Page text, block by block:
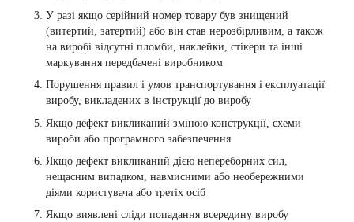
У разі якщо серійний номер товару був знищений
(витертий, затертий) або він став нерозбірливим, а також
на виробі відсутні пломби, наклейки, стікери та інші
маркування передбачені виробником
Порушення правил і умов транспортування і експлуатації
виробу, викладених в інструкції до виробу
Якщо дефект викликаний зміною конструкції, схеми
вироби або програмного забезпечення
Якщо дефект викликаний дією непереборних сил,
нещасним випадком, навмисними або необережними
діями користувача або третіх осіб
Якщо виявлені сліди попадання всередину виробу